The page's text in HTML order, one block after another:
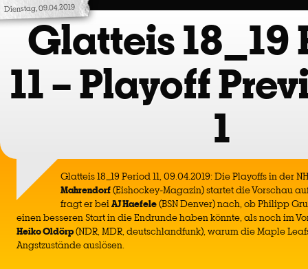
Dienstag, 09.04.2019
Glatteis 18_19
11 – Playoff
1
Glatteis 18_19 Period 11, 09.04.2019: Die Playoffs in der
Mahrendorf(Eishockey-Magazin) startet die Vorschau
fragt er beiAJ Haefele(BSN Denver) nach, ob Philipp
einen besseren Start in die Endrunde haben könnte, als noch im
Heiko Oldörp(NDR, MDR, deutschlandfunk), warum die Maple
Angstzustände auslösen.